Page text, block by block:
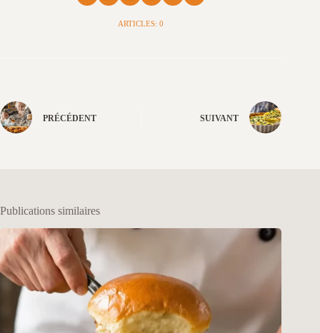
ARTICLES: 0
PRÉCÉDENT SUIVANT
Publications similaires